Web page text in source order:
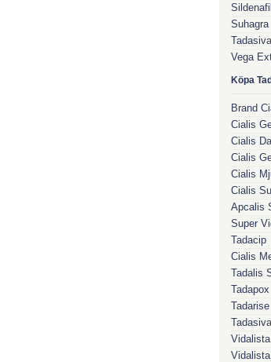
Suhagra
Tadasiva
Vega
Köpa
Brand
Cialis
Cialis
Cialis
Cialis
Cialis
Apcalis
Super
Tadacip
Cialis
Tadalis
Tadapox
Tadarise
Tadasiva
Vidalista